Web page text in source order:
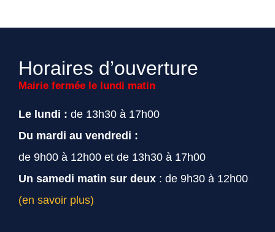
Horaires d’ouverture
Mairie fermée le lundi matin
Le lundi : de 13h30 à 17h00
Du mardi au vendredi :
de 9h00 à 12h00 et de 13h30 à 17h00
Un samedi matin sur deux : de 9h30 à 12h00
(en savoir plus)